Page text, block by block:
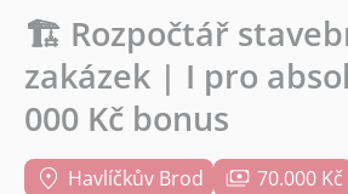
🏗️ Rozpočtář
zakázek | I pro
000 Kč bonus
Havlíčkův Brod 70.000 Kč